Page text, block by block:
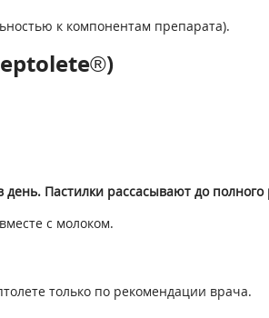
к компонентам препарата).
Пастилки рассасывают до полного
с молоком.
только по рекомендации врача.